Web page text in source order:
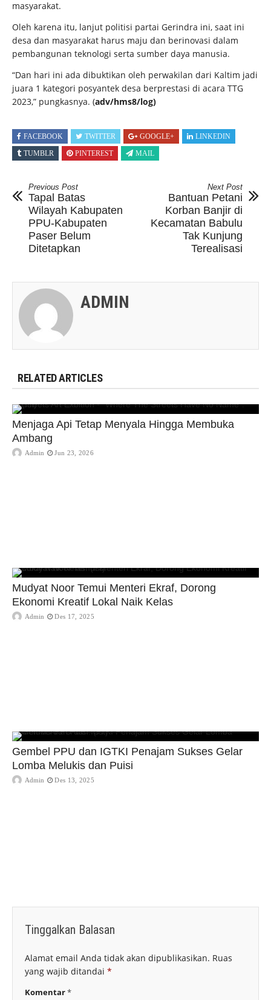
masyarakat.
Oleh karena itu, lanjut politisi partai Gerindra ini, saat ini
desa dan masyarakat harus maju dan berinovasi dalam
pembangunan teknologi serta sumber daya manusia.
“Dan hari ini ada dibuktikan oleh perwakilan dari Kaltim jadi
juara 1 kategori posyantek desa berprestasi di acara TTG
2023,” pungkasnya. (adv/hms8/log)
FACEBOOK TWITTER GOOGLE+
LINKEDIN
TUMBLR
PINTEREST MAIL
Previous Post
Tapal Batas
Wilayah Kabupaten
PPU-Kabupaten
Paser Belum
Ditetapkan
Next Post
Bantuan Petani
Korban Banjir di
Kecamatan Babulu
Tak Kunjung
Terealisasi
ADMIN
RELATED ARTICLES
Menjaga Api Tetap Menyala Hingga Membuka
Ambang
Admin Jun 23, 2026
Mudyat Noor Temui Menteri Ekraf, Dorong
Ekonomi Kreatif Lokal Naik Kelas
Admin Des 17, 2025
Gembel PPU dan IGTKI Penajam Sukses Gelar
Lomba Melukis dan Puisi
Admin Des 13, 2025
Tinggalkan Balasan
Alamat email Anda tidak akan dipublikasikan. Ruas
yang wajib ditandai *
Komentar*